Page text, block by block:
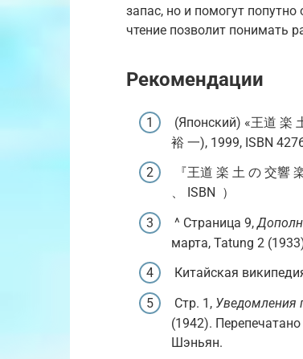
запас, но и помогут
чтение позволит понимать
Рекомендации
(Японский) «王道 楽
裕 一), 1999, ISBN
『王道 楽 土 の 交響
、 ISBN ）
^ Страница 9,
марта, Tatung 2
Китайская
Стр. 1, Уведомления
(1942).
Шэньян.